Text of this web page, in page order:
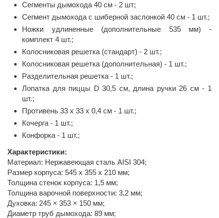
Сегменты дымохода 40 см - 2 шт;
Сегмент дымохода с шиберной заслонкой 40 см - 1 шт.;
Ножки удлиненные (дополнительные 535 мм) -
комплект 4 шт.;
Колосниковая решетка (стандарт) - 2 шт.;
Колосниковая решетка (дополнительная) - 1 шт.;
Разделительная решетка - 1 шт.;
Лопатка для пиццы D 30,5 см, длина ручки 26 см - 1
шт.;
Противень 33 x 33 x 0,4 см - 1 шт.;
Кочерга - 1 шт.;
Конфорка - 1 шт.;
Характеристики:
Материал: Нержавеющая сталь AISI 304;
Размер корпуса: 545 x 355 x 210 мм;
Толщина стенок корпуса: 1,5 мм;
Толщина варочной поверхности: 3,2 мм;
Духовка: 245 × 353 × 150 мм;
Диаметр труб дымохода: 89 мм;